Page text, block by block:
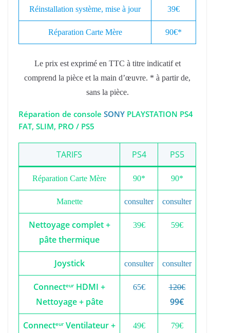
Réinstallation système, mise à jour 39€
Réparation Carte Mère 90€*
Le prix est exprimé en TTC à titre indicatif et
comprend la pièce et la main d’œuvre. * à partir de,
sans la pièce.
Réparation de console SONY PLAYSTATION PS4
FAT, SLIM, PRO / PS5
TARIFS PS4 PS5
Réparation Carte Mère 90* 90*
Manette consulter consulter
Nettoyage complet +
pâte thermique
39€ 59€
Joystick consulter consulter
Connecteur HDMI +
Nettoyage + pâte
65€ 120€
99€
Connecteur Ventilateur +
49€ 79€